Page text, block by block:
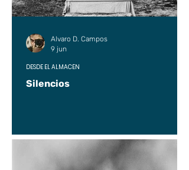
Silencios
DESDE EL ALMACÉN
Alvaro D. Campos
9 jun